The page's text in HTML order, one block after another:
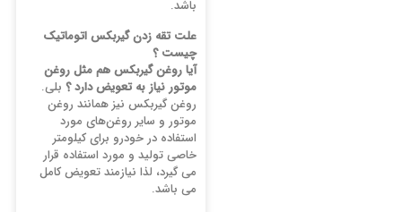
علت تقه زدن گیربکس اتوماتیک
آیا روغن گیربکس هم مثل روغن
موتور نیاز به تعویض دارد ؟بلی.
روغن گیربکس نیز همانند روغن
موتور و سایر روغن‌های مورد
استفاده در خودرو برای کیلومتر
خاصی تولید و مورد استفاده قرار
می گیرد، لذا نیازمند تعویض کامل